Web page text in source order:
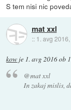
S tem nisi nic
mat xxl
:: 1. avg
kow je 1. avg 2016 ob
@mat xxl
In zakaj mislis,